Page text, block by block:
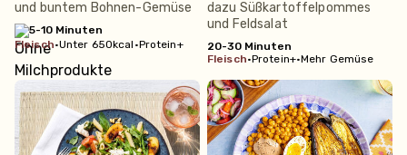
und buntem Bohnen-Gemüse
5-10 Minuten
fleisch•Unter 650kcal •Protein+
dazu Süßkartoffelpommes
und Feldsalat
20-30 Minuten
fleisch•Protein+•Mehr Gemüse